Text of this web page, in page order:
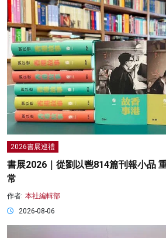
2026書展巡禮
書展2026｜從劉以鬯814篇刊報小品
常
作者: 本社編輯部
2026-08-06